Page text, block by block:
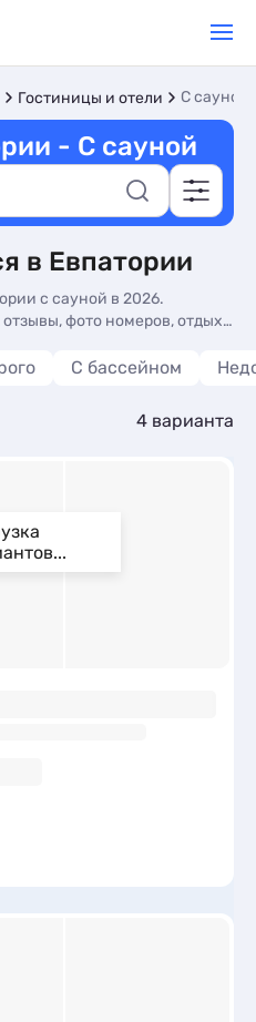
Гостиницы и отели С сауной
- С сауной
в Евпатории
с сауной в 2026.
фото номеров, отдых
С бассейном
4 варианта